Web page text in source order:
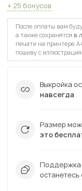
+ 25 бонусов
После оплаты вам
а также сохранятся в
печати на принтере
пошиву с
Выкройка
навсегда
Размер
это
Поддержка